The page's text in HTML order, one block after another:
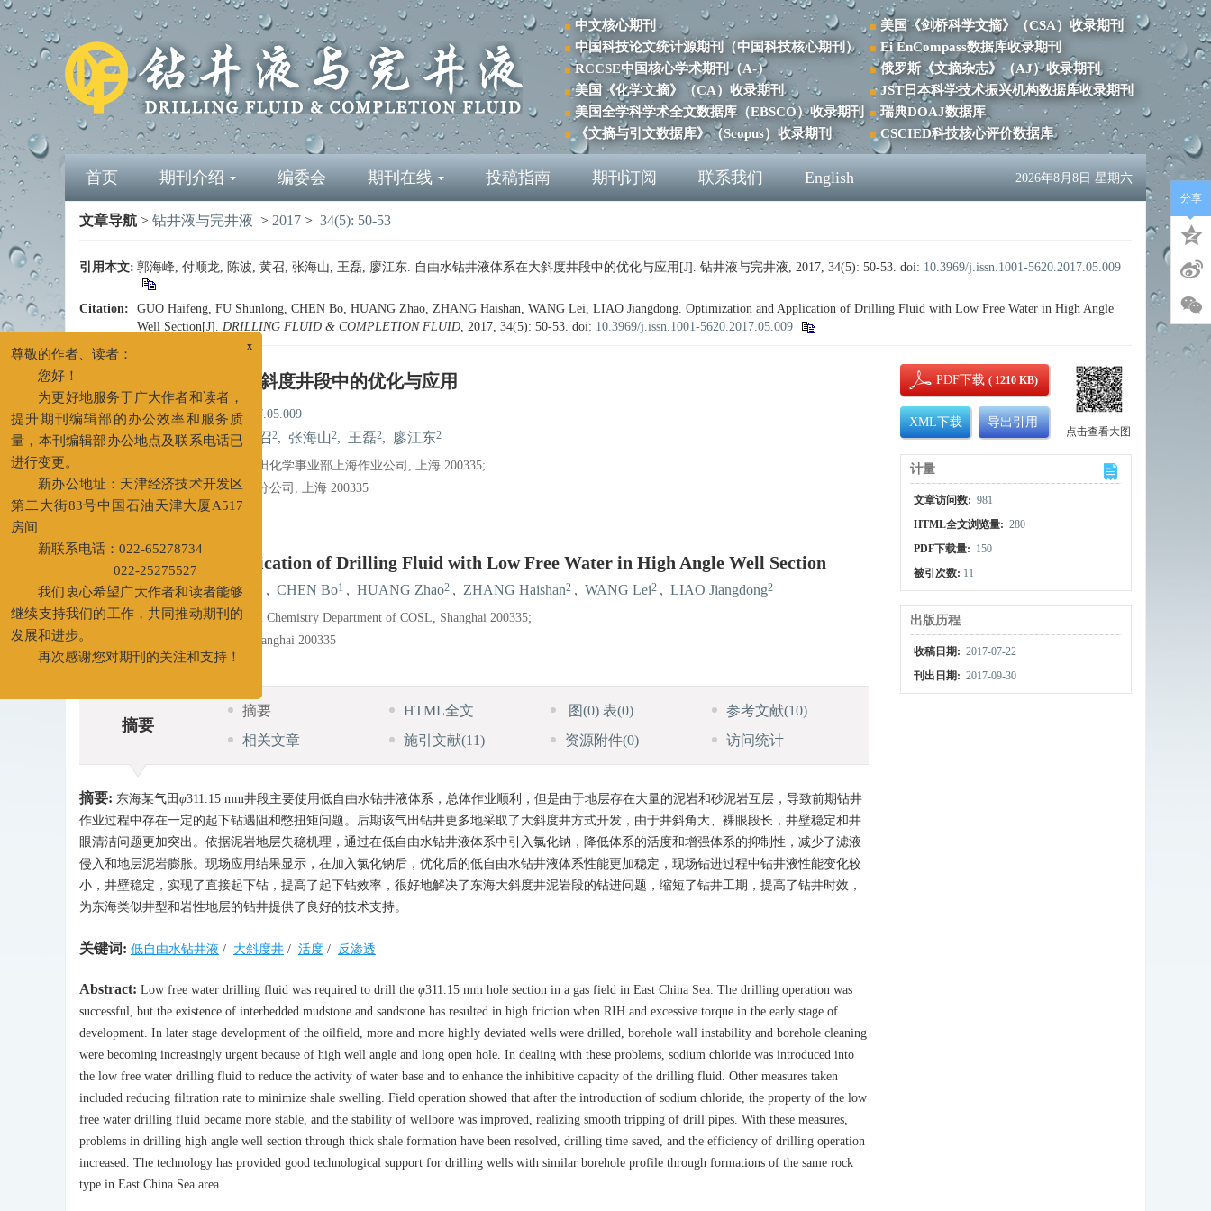
中文核心期刊
中国科技论文统计源期刊（中国科技核心期刊）
RCCSE中国核心学术期刊（A-）
美国《化学文摘》（CA）收录期刊
美国全学科学术全文数据库（EBSCO）收录期刊
《文摘与引文数据库》（Scopus）收录期刊
美国《剑桥科学文摘》（CSA）收录期刊
Ei EnCompass数据库收录期刊
俄罗斯《文摘杂志》（AJ）收录期刊
JST日本科学技术振兴机构数据库收录期刊
瑞典DOAJ数据库
CSCIED科技核心评价数据库
首页 期刊介绍 编委会 期刊在线 投稿指南 期刊订阅 联系我们 English 2026年8月8日 星期六
文章导航 > 钻井液与完井液 > 2017 > 34(5): 50-53
引用本文: 郭海峰, 付顺龙, 陈波, 黄召, 张海山, 王磊, 廖江东. 自由水钻井液体系在大斜度井段中的优化与应用[J]. 钻井液与完井液, 2017, 34(5): 50-53. doi: 10.3969/j.issn.1001-5620.2017.05.009
Citation:
GUO Haifeng, FU Shunlong, CHEN Bo, HUANG Zhao, ZHANG Haishan, WANG Lei, LIAO Jiangdong. Optimization and Application of Drilling Fluid with Low Free Water in High Angle
Well Section[J]. DRILLING FLUID & COMPLETION FLUID, 2017, 34(5): 50-53. doi: 10.3969/j.issn.1001-5620.2017.05.009
自由水钻井液体系在大斜度井段中的优化与应用
doi:10.3969/j.issn.1001-5620.2017.05.009
郭海峰1, 付顺龙1 , 陈波1, 黄召2, 张海山2, 王磊2, 廖江东2
1. 中海油田服务股份有限公司油田化学事业部上海作业公司, 上海 200335;
2. 中海石油(中国) 有限公司上海分公司, 上海 200335
Optimization and Application of Drilling Fluid with Low Free Water in High Angle Well Section
GUO Haifeng1 , FU Shunlong , CHEN Bo1 , HUANG Zhao2 , ZHANG Haishan2 , WANG Lei2 , LIAO Jiangdong2
1. Shanghai Division of the Oilfield Chemistry Department of COSL, Shanghai 200335;
2. Shanghai Branch of CNOOC, Shanghai 200335
摘要
摘要 HTML全文 图(0) 表(0) 参考文献(10)
相关文章
施引文献(11) 资源附件(0) 访问统计
摘要: 东海某气田 φ311.15 mm井段主要使用低自由水钻井液体系，总体作业顺利，但是由于地层存在大量的泥岩和砂泥岩互层，导致前期钻井
作业过程中存在一定的起下钻遇阻和憋扭矩问题。后期该气田钻井更多地采取了大斜度井方式开发，由于井斜角大、裸眼段长，井壁稳定和井
眼清洁问题更加突出。依据泥岩地层失稳机理，通过在低自由水钻井液体系中引入氯化钠，降低体系的活度和增强体系的抑制性，减少了滤液
侵入和地层泥岩膨胀。现场应用结果显示，在加入氯化钠后，优化后的低自由水钻井液体系性能更加稳定，现场钻进过程中钻井液性能变化较
小，井壁稳定，实现了直接起下钻，提高了起下钻效率，很好地解决了东海大斜度井泥岩段的钻进问题，缩短了钻井工期，提高了钻井时效，
为东海类似井型和岩性地层的钻井提供了良好的技术支持。
关键词: 低自由水钻井液 / 大斜度井 / 活度 / 反渗透
Abstract: Low free water drilling fluid was required to drill the φ311.15 mm hole section in a gas field in East China Sea. The drilling operation was
successful, but the existence of interbedded mudstone and sandstone has resulted in high friction when RIH and excessive torque in the early stage of
development. In later stage development of the oilfield, more and more highly deviated wells were drilled, borehole wall instability and borehole cleaning
were becoming increasingly urgent because of high well angle and long open hole. In dealing with these problems, sodium chloride was introduced into
the low free water drilling fluid to reduce the activity of water base and to enhance the inhibitive capacity of the drilling fluid. Other measures taken
included reducing filtration rate to minimize shale swelling. Field operation showed that after the introduction of sodium chloride, the property of the low
free water drilling fluid became more stable, and the stability of wellbore was improved, realizing smooth tripping of drill pipes. With these measures,
problems in drilling high angle well section through thick shale formation have been resolved, drilling time saved, and the efficiency of drilling operation
increased. The technology has provided good technological support for drilling wells with similar borehole profile through formations of the same rock
type in East China Sea area.
PDF下载( 1210 KB)
XML下载 导出引用
点击查看大图
计量
文章访问数: 981
HTML全文浏览量: 280
PDF下载量: 150
被引次数: 11
出版历程
收稿日期: 2017-07-22
刊出日期: 2017-09-30
分享
尊敬的作者、读者：
您好！
为更好地服务于广大作者和读者，
提升期刊编辑部的办公效率和服务质
量，本刊编辑部办公地点及联系电话已
进行变更。
新办公地址：天津经济技术开发区
第二大街83号中国石油天津大厦A517
房间
新联系电话：022-65278734
022-25275527
我们衷心希望广大作者和读者能够
继续支持我们的工作，共同推动期刊的
发展和进步。